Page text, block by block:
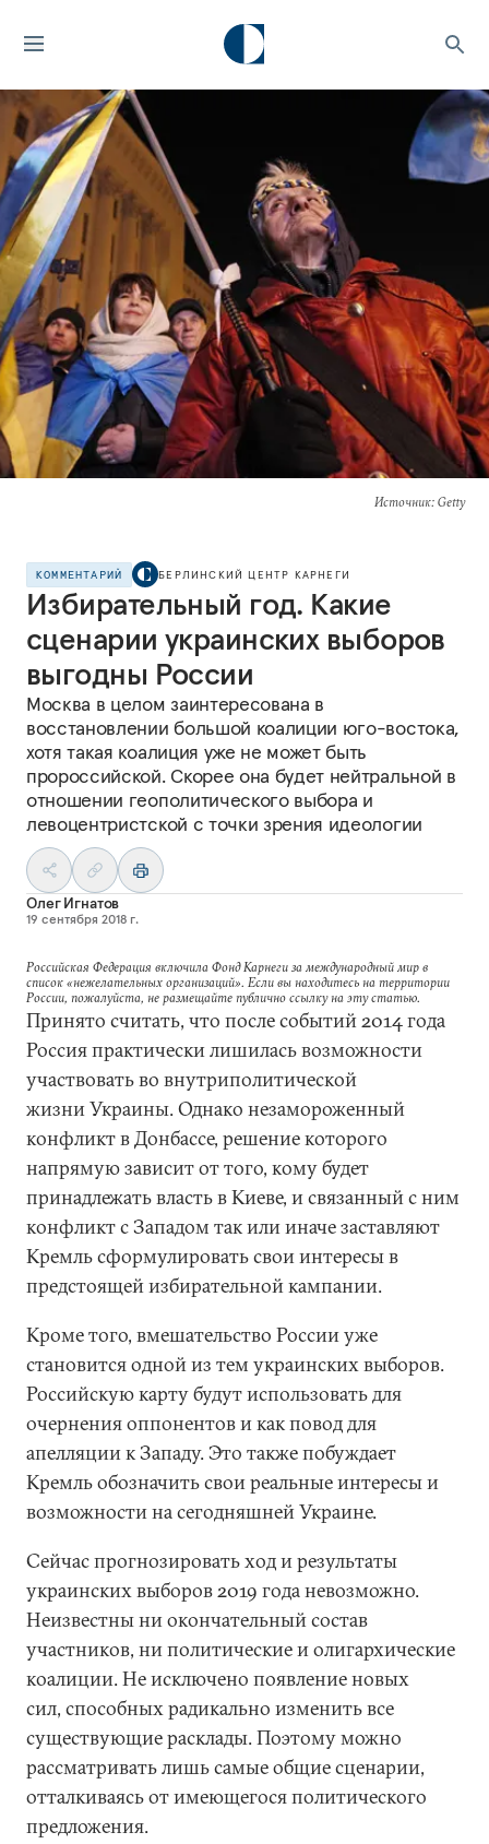
Источник: Getty
КОММЕНТАРИЙ БЕРЛИНСКИЙ ЦЕНТР КАРНЕГИ
Избирательный год. Какие
сценарии украинских выборов
выгодны России
Москва в целом заинтересована в
восстановлении большой коалиции юго-востока,
хотя такая коалиция уже не может быть
пророссийской. Скорее она будет нейтральной в
отношении геополитического выбора и
левоцентристской с точки зрения идеологии
Олег Игнатов
19 сентября 2018 г.
Российская Федерация включила Фонд Карнеги за международный мир в
список «нежелательных организаций». Если вы находитесь на территории
России, пожалуйста, не размещайте публично ссылку на эту статью.
Принято считать, что после событий 2014 года
Россия практически лишилась возможности
участвовать во внутриполитической
жизни Украины. Однако незамороженный
конфликт в Донбассе, решение которого
напрямую зависит от того, кому будет
принадлежать власть в Киеве, и связанный с ним
конфликт с Западом так или иначе заставляют
Кремль сформулировать свои интересы в
предстоящей избирательной кампании.
Кроме того, вмешательство России уже
становится одной из тем украинских выборов.
Российскую карту будут использовать для
очернения оппонентов и как повод для
апелляции к Западу. Это также побуждает
Кремль обозначить свои реальные интересы и
возможности на сегодняшней Украине.
Сейчас прогнозировать ход и результаты
украинских выборов 2019 года невозможно.
Неизвестны ни окончательный состав
участников, ни политические и олигархические
коалиции. Не исключено появление новых
сил, способных радикально изменить все
существующие расклады. Поэтому можно
рассматривать лишь самые общие сценарии,
отталкиваясь от имеющегося политического
предложения.